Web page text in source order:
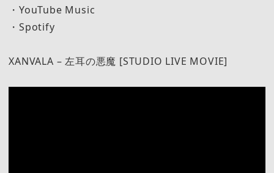
・YouTube Music
・Spotify
XANVALA – 左耳の悪魔 [STUDIO LIVE MOVIE]